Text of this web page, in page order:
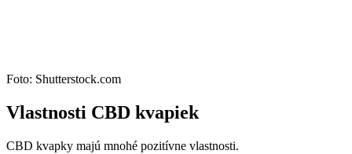
Foto: Shutterstock.com
Vlastnosti CBD kvapiek
CBD kvapky majú mnohé pozitívne vlastnosti.